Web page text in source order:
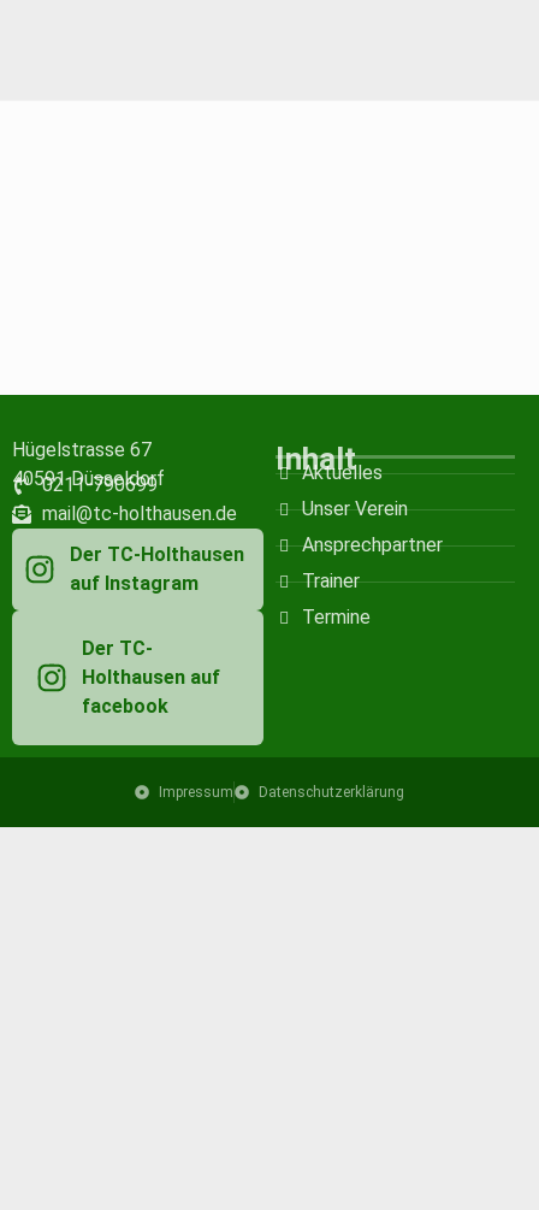
Hügelstrasse 67
40591 Düsseldorf
0211-790699
mail@tc-holthausen.de
Der TC-Holthausen
auf Instagram
Der TC-
Holthausen auf
facebook
Inhalt
Aktuelles
Unser Verein
Ansprechpartner
Trainer
Termine
Impressum Datenschutzerklärung